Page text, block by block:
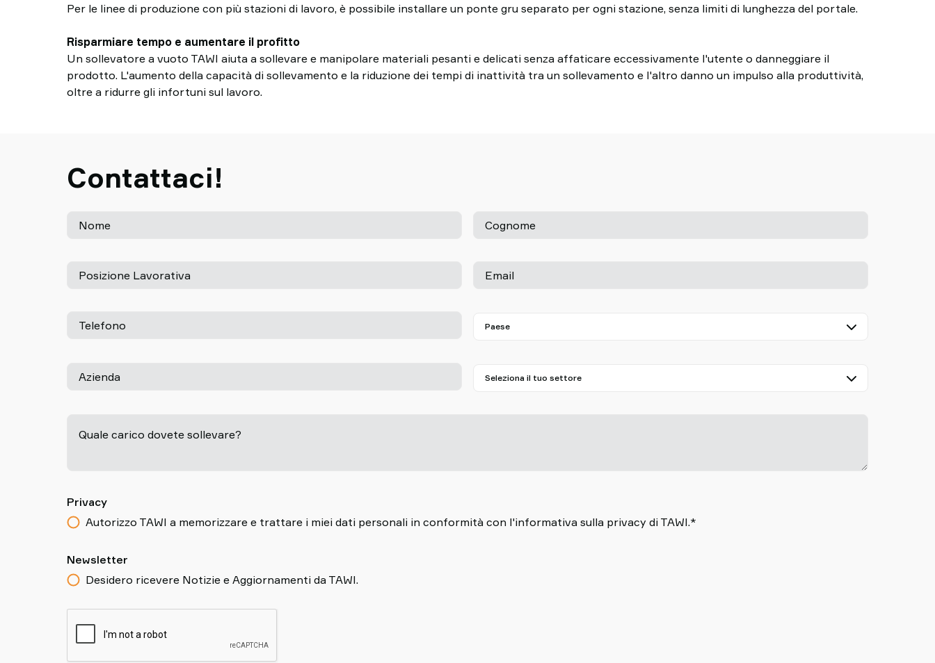
Per le linee di produzione con più stazioni di lavoro, è possibile installare un ponte gru separato per ogni stazione, senza limiti di lunghezza del portale.
Risparmiare tempo e aumentare il profitto
Un sollevatore a vuoto TAWI aiuta a sollevare e manipolare materiali pesanti e delicati senza affaticare eccessivamente l'utente o danneggiare il
prodotto. L'aumento della capacità di sollevamento e la riduzione dei tempi di inattività tra un sollevamento e l'altro danno un impulso alla produttività,
oltre a ridurre gli infortuni sul lavoro.
Contattaci!
Nome Cognome
Posizione Lavorativa Email
Telefono
Azienda
Quale carico dovete sollevare?
Privacy
Autorizzo TAWI a memorizzare e trattare i miei dati personali in conformità con l'informativa sulla privacy di TAWI.*
Newsletter
Desidero ricevere Notizie e Aggiornamenti da TAWI.